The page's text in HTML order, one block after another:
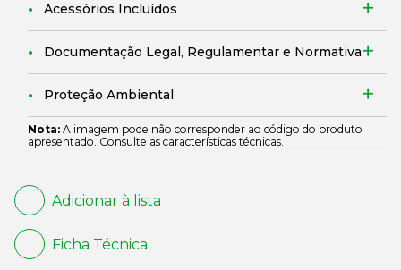
Acessórios Incluídos
Documentação Legal, Regulamentar e Normativa
Proteção Ambiental
Nota: A imagem pode não corresponder ao código do produto
apresentado. Consulte as características técnicas.
Adicionar à lista
Ficha Técnica